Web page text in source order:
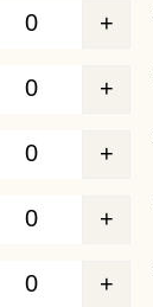
Quantité +
Quantité +
Quantité +
Quantité +
Quantité +